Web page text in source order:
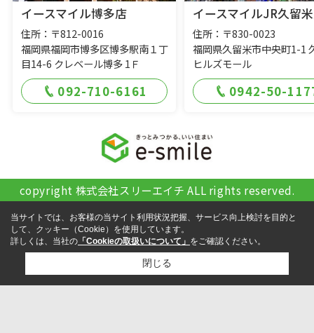
イースマイル博多店
住所：〒812-0016
福岡県福岡市博多区博多駅南１丁
目14-6 クレベール博多 1Ｆ
092-710-6161
イースマイルJR久留
住所：〒830-0023
福岡県久留米市中央町1-1
ヒルズモール
0942-50-
copyright 株式会社スリーエイチ ALL rights reserved.
当サイトでは、お客様の当サイト利用状況把握、サービス向上検討を目的と
して、クッキー（Cookie）を使用しています。
詳しくは、当社の 「Cookieの取扱いについて」 をご確認ください。
閉じる